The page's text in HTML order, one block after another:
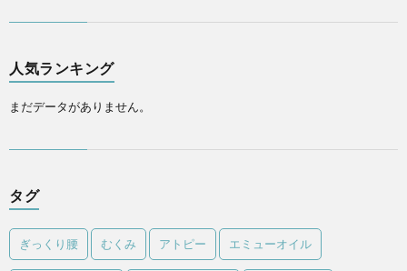
人気ランキング
まだデータがありません。
タグ
ぎっくり腰 むくみ アトピー エミューオイル